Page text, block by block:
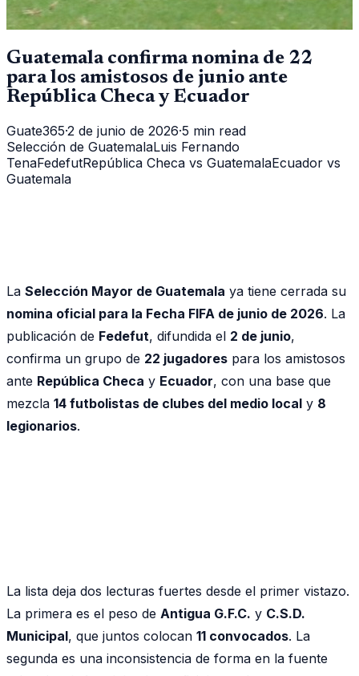
Guatemala confirma nomina de 22
para los amistosos de junio ante
República Checa y Ecuador
Guate365·2 de junio de 2026·5 min read
Selección de GuatemalaLuis Fernando
TenaFedefutRepública Checa vs GuatemalaEcuador vs
Guatemala
La Selección Mayor de Guatemala ya tiene cerrada su
nomina oficial para la Fecha FIFA de junio de 2026. La
publicación de Fedefut, difundida el 2 de junio,
confirma un grupo de 22 jugadores para los amistosos
ante República Checa y Ecuador, con una base que
mezcla 14 futbolistas de clubes del medio local y 8
legionarios.
La lista deja dos lecturas fuertes desde el primer vistazo.
La primera es el peso de Antigua G.F.C. y C.S.D.
Municipal, que juntos colocan 11 convocados. La
segunda es una inconsistencia de forma en la fuente